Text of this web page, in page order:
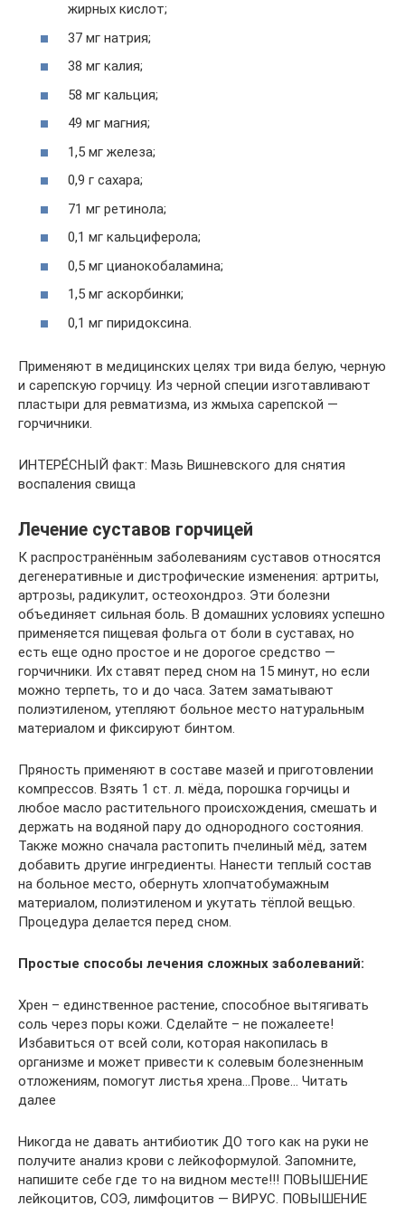
жирных кислот;
37 мг натрия;
38 мг калия;
58 мг кальция;
49 мг магния;
1,5 мг железа;
0,9 г сахара;
71 мг ретинола;
0,1 мг кальциферола;
0,5 мг цианокобаламина;
1,5 мг аскорбинки;
0,1 мг пиридоксина.
Применяют в медицинских целях три вида белую, черную
и сарепскую горчицу. Из черной специи изготавливают
пластыри для ревматизма, из жмыха сарепской —
горчичники.
ИНТЕРЕ́СНЫЙ факт: Мазь Вишневского для снятия
воспаления свища
Лечение суставов горчицей
К распространённым заболеваниям суставов относятся
дегенеративные и дистрофические изменения: артриты,
артрозы, радикулит, остеохондроз. Эти болезни
объединяет сильная боль. В домашних условиях успешно
применяется пищевая фольга от боли в суставах, но
есть еще одно простое и не дорогое средство —
горчичники. Их ставят перед сном на 15 минут, но если
можно терпеть, то и до часа. Затем заматывают
полиэтиленом, утепляют больное место натуральным
материалом и фиксируют бинтом.
Пряность применяют в составе мазей и приготовлении
компрессов. Взять 1 ст. л. мёда, порошка горчицы и
любое масло растительного происхождения, смешать и
держать на водяной пару до однородного состояния.
Также можно сначала растопить пчелиный мёд, затем
добавить другие ингредиенты. Нанести теплый состав
на больное место, обернуть хлопчатобумажным
материалом, полиэтиленом и укутать тёплой вещью.
Процедура делается перед сном.
Простые способы лечения сложных заболеваний:
Хрен – единственное растение, способное вытягивать
соль через поры кожи. Сделайте – не пожалеете!
Избавиться от всей соли, которая накопилась в
организме и может привести к солевым болезненным
отложениям, помогут листья хрена…Прове… Читать
далее
Никогда не давать антибиотик ДО того как на руки не
получите анализ крови с лейкоформулой. Запомните,
напишите себе где то на видном месте!!! ПОВЫШЕНИЕ
лейкоцитов, СОЭ, лимфоцитов — ВИРУС. ПОВЫШЕНИЕ